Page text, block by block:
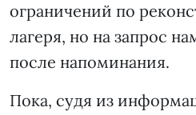
ограничений по
лагеря, но на запрос
после напоминания.
Пока, судя из